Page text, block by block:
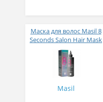
Маска для волос Masil 8
Seconds Salon Hair Mask
200 мл
Masil